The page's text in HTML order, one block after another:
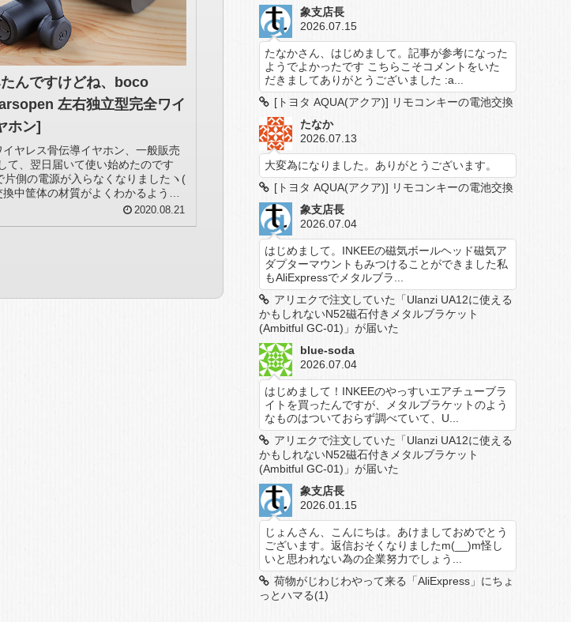
んですけどね、boco
左右独立型完全ワイ
ホン]
ヤレス骨伝導イヤホン、一般販売
て、翌日届いて使い始めたのです
片側の電源が入らなくなりましたヽ(
中筐体の材質がよくわかるよう
2020.08.21
象支店長
2026.07.15
たなかさん、はじめまして。記事が参考になった
ようでよかったです こちらこそコメントをいた
だきましてありがとうございました :a...
[トヨタ AQUA(アクア)] リモコンキーの電池交換
たなか
2026.07.13
大変為になりました。ありがとうございます。
[トヨタ AQUA(アクア)] リモコンキーの電池交換
象支店長
2026.07.04
はじめまして。INKEEの磁気ボールヘッド磁気ア
ダプターマウントもみつけることができました私
もAliExpressでメタルブラ...
アリエクで注文していた「Ulanzi UA12に使える
かもしれないN52磁石付きメタルブラケット
(Ambitful GC-01)」が届いた
blue-soda
2026.07.04
はじめまして！INKEEのやっすいエアチューブラ
イトを買ったんですが、メタルブラケットのよう
なものはついておらず調べていて、U...
アリエクで注文していた「Ulanzi UA12に使える
かもしれないN52磁石付きメタルブラケット
(Ambitful GC-01)」が届いた
象支店長
2026.01.15
じょんさん、こんにちは。あけましておめでとう
ございます。返信おそくなりましたm(__)m怪し
いと思われない為の企業努力でしょう...
荷物がじわじわやって来る「AliExpress」にちょ
っとハマる(1)